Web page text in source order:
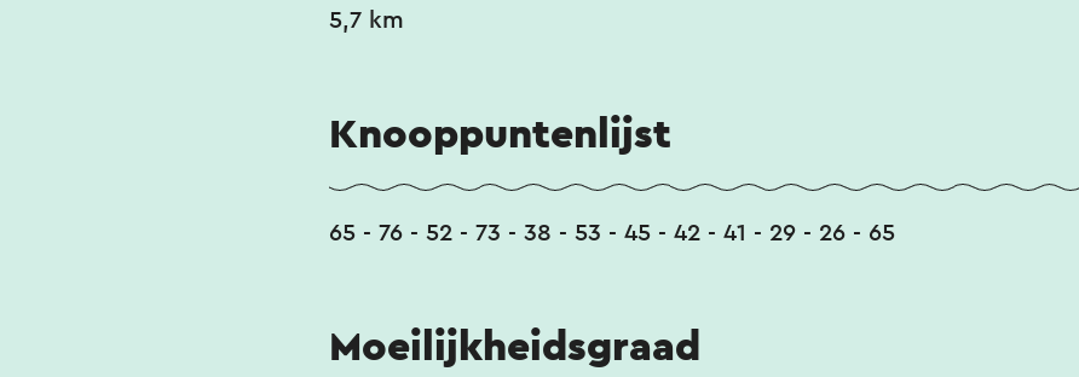
5,7 km
Knooppuntenlijst
65 - 76 - 52 - 73 - 38 - 53 - 45 - 42 - 41 - 29 - 26 - 65
Moeilijkheidsgraad